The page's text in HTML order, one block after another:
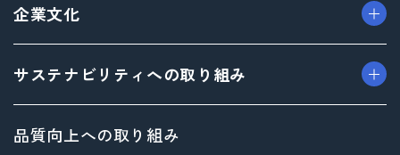
> デザイン事業
> マテリアル事業
> ブランド事業
> フィロソフィ
> 企業概要
> 沿革
> 方針
企業文化
> 社内イベント・研修・福利厚生
サステナビリティへの取り組み
サステナビリティ基本方針
品質向上への取り組み